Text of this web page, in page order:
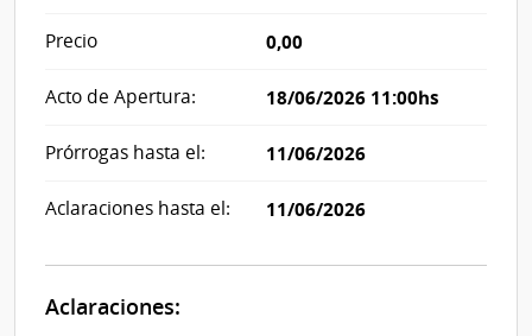
Precio 0,00
Acto de Apertura: 18/06/2026 11:00hs
Prórrogas hasta el: 11/06/2026
Aclaraciones hasta el: 11/06/2026
Aclaraciones: